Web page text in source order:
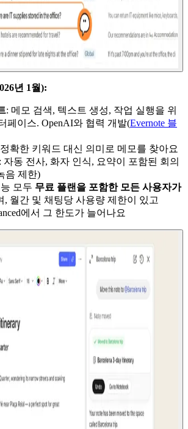
년 1월):
: 메모 검색, 텍스트 생성, 작업 실행을 위
페이스. OpenAI와 협력 개발(Evernote 블
확한 키워드 대신 의미로 메모를 찾아요
: 자동 전사, 화자 인식, 요약이 포함된 회의
음 제한)
모두 무료 플랜을 포함한 모든 사용자가
, 월간 및 채팅당 사용량 제한이 있고
에서 그 한도가 늘어나요